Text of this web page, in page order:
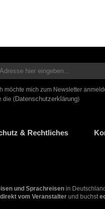
möchte mich zum Newsletter
die (Datenschutzerklärung)
& Rechtliches
und Sprachreisen in
vom Veranstalter und buchst